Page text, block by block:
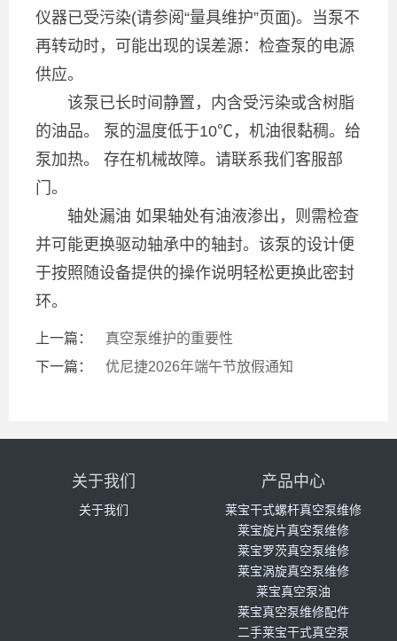
仪器已受污染(请参阅“量具维护”页面)。当泵不
再转动时，可能出现的误差源：检查泵的电源
供应。
该泵已长时间静置，内含受污染或含树脂
的油品。 泵的温度低于10℃，机油很黏稠。给
泵加热。 存在机械故障。请联系我们客服部
门。
轴处漏油 如果轴处有油液渗出，则需检查
并可能更换驱动轴承中的轴封。该泵的设计便
于按照随设备提供的操作说明轻松更换此密封
环。
上一篇：
真空泵维护的重要性
下一篇：
优尼捷2026年端午节放假通知
关于我们
关于我们
产品中心
莱宝干式螺杆真空泵维修
莱宝旋片真空泵维修
莱宝罗茨真空泵维修
莱宝涡旋真空泵维修
莱宝真空泵油
莱宝真空泵维修配件
二手莱宝干式真空泵